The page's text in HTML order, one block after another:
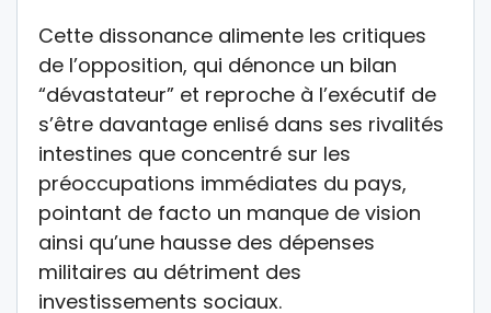
Cette dissonance alimente les critiques
de l’opposition, qui dénonce un bilan
“dévastateur” et reproche à l’exécutif de
s’être davantage enlisé dans ses rivalités
intestines que concentré sur les
préoccupations immédiates du pays,
pointant de facto un manque de vision
ainsi qu’une hausse des dépenses
militaires au détriment des
investissements sociaux.